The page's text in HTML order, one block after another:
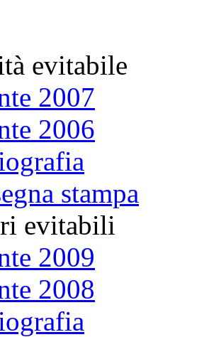
evitabile
2007
2006
stampa
evitabili
2009
2008